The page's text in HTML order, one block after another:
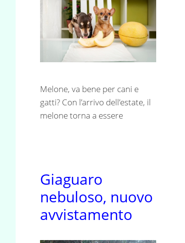
Melone, va bene per cani e
gatti? Con l’arrivo dell’estate, il
melone torna a essere
Giaguaro
nebuloso, nuovo
avvistamento